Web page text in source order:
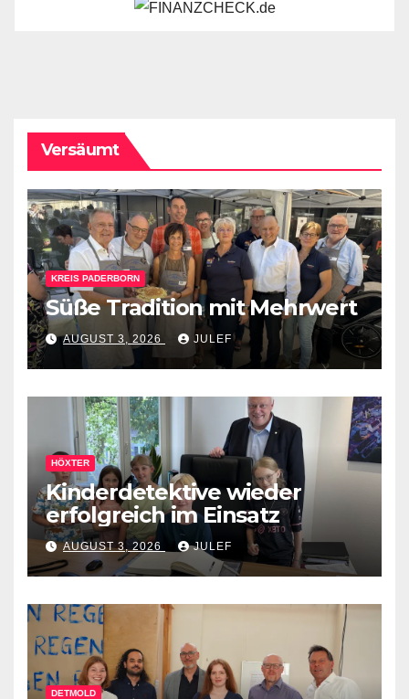
Versäumt
KREIS PADERBORN
Süße Tradition mit Mehrwert
AUGUST 3, 2026 JULEF
HÖXTER
Kinderdetektive wieder
erfolgreich im Einsatz
AUGUST 3, 2026 JULEF
DETMOLD